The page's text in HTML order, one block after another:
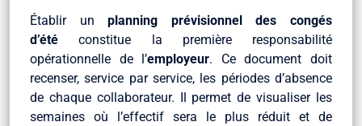
Établir unplanning prévisionnel des congés
d’été constitue la première responsabilité
opérationnelle de l’employeur. Ce document doit
recenser, service par service, les périodes d’absence
de chaque collaborateur. Il permet de visualiser les
semaines où l’effectif sera le plus réduit et de